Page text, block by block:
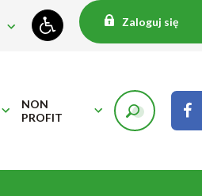
Zaloguj się
NON
PROFIT